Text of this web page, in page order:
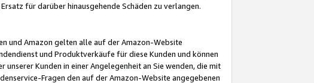
für darüber hinausgehende Schäden zu verlangen.
und Amazon gelten alle auf der Amazon-Website
und Produktverkäufe für diese Kunden und können
Kunden in einer Angelegenheit an Sie wenden, die mit
Fragen den auf der Amazon-Website angegebenen